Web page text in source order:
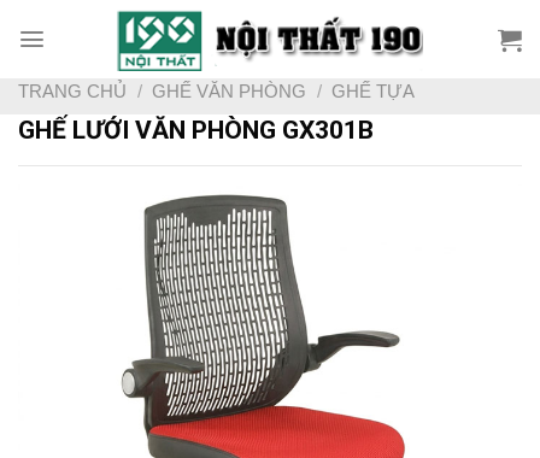
TRANG CHỦ / GHẾ VĂN PHÒNG / GHẾ TỰA
GHẾ LƯỚI VĂN PHÒNG GX301B